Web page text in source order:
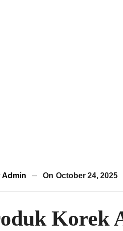
Admin On October 24, 2025
Korek